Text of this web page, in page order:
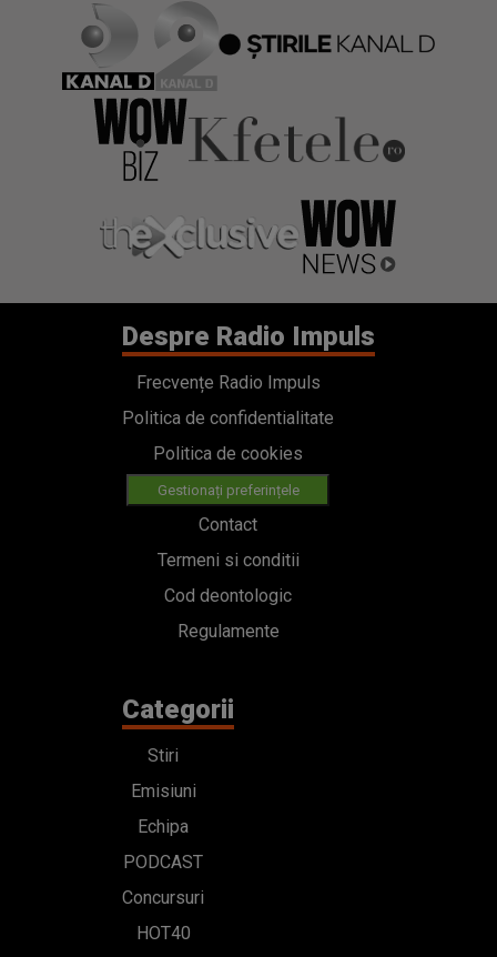
Despre Radio Impuls
Frecvențe Radio Impuls
Politica de confidentialitate
Politica de cookies
Gestionați preferințele
Contact
Termeni si conditii
Cod deontologic
Regulamente
Categorii
Stiri
Emisiuni
Echipa
PODCAST
Concursuri
HOT40